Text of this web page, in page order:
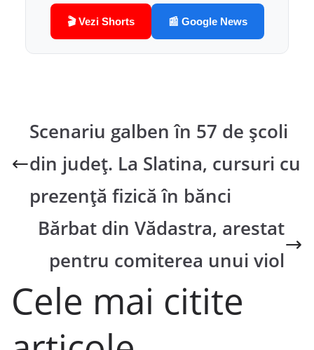
🎬 Vezi Shorts 📰 Google News
Scenariu galben în 57 de școli
din județ. La Slatina, cursuri cu
prezență fizică în bănci
Bărbat din Vădastra, arestat
pentru comiterea unui viol
Cele mai citite